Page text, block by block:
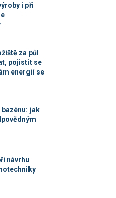
i při
za půl
pojistit se
energií se
jak
návrhu